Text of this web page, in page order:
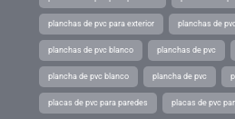
planchas de pvc para exterior planchas de
planchas de pvc blanco planchas de pvc
plancha de pvc blanco plancha de pvc
placas de pvc para paredes placas de pvc